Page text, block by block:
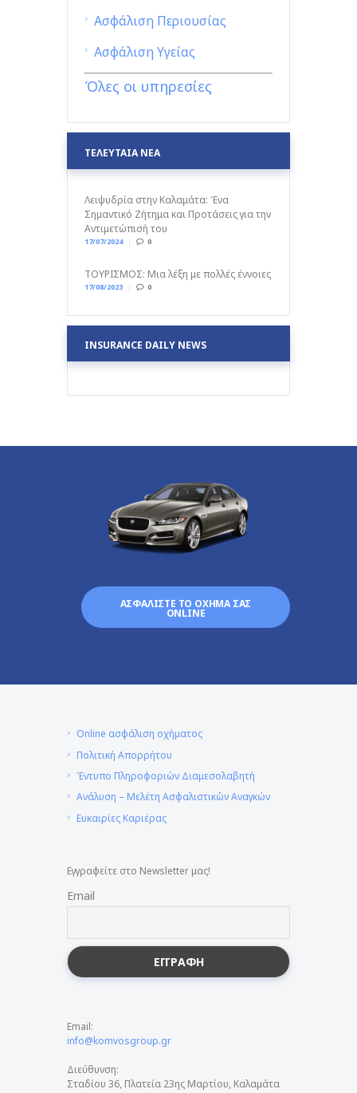
Ασφάλιση Περιουσίας
Ασφάλιση Υγείας
Όλες οι υπηρεσίες
ΤΕΛΕΥΤΑΙΑ ΝΕΑ
Λειψυδρία στην Καλαμάτα: Ένα
Σημαντικό Ζήτημα και Προτάσεις για την
Αντιμετώπισή του
17/07/2024 0
ΤΟΥΡΙΣΜΟΣ: Μια λέξη με πολλές έννοιες
17/08/2023 0
INSURANCE DAILY NEWS
ΑΣΦΑΛΙΣΤΕ ΤΟ ΟΧΗΜΑ ΣΑΣ
ONLINE
Online ασφάλιση οχήματος
Πολιτική Απορρήτου
Έντυπο Πληροφοριών Διαμεσολαβητή
Ανάλυση – Μελέτη Ασφαλιστικών Αναγκών
Ευκαιρίες Καριέρας
Εγγραφείτε στο Newsletter μας!
Email
Email:
info@komvosgroup.gr
Διεύθυνση:
Σταδίου 36, Πλατεία 23ης Μαρτίου, Καλαμάτα